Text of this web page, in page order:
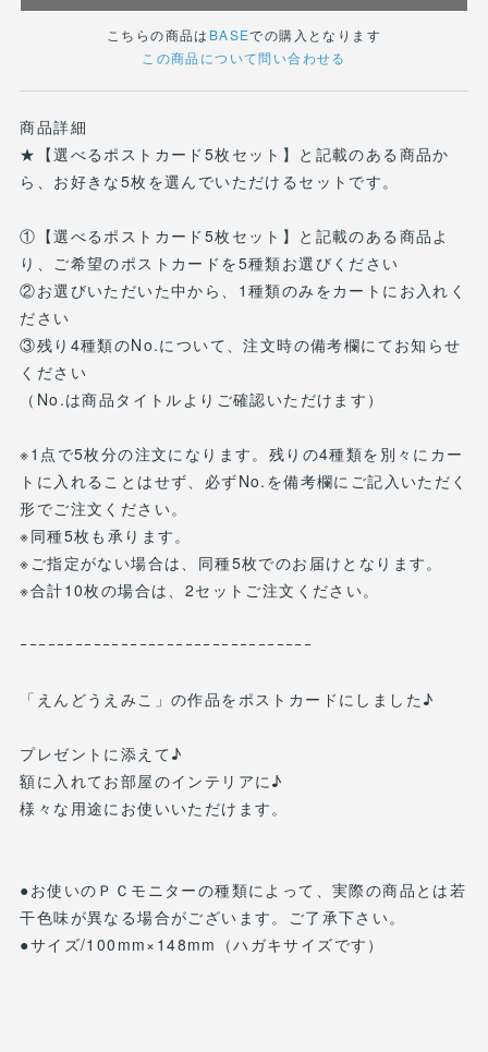
こちらの商品は BASEでの購入となります
この商品について問い合わせる
商品詳細
★【選べるポストカード5枚セット】と記載のある商品か
ら、お好きな5枚を選んでいただけるセットです。
①【選べるポストカード5枚セット】と記載のある商品よ
り、ご希望のポストカードを5種類お選びください
②お選びいただいた中から、1種類のみをカートにお入れく
ださい
③残り4種類のNo.について、注文時の備考欄にてお知らせ
ください
（No.は商品タイトルよりご確認いただけます）
※1点で5枚分の注文になります。残りの4種類を別々にカー
トに入れることはせず、必ずNo.を備考欄にご記入いただく
形でご注文ください。
※同種5枚も承ります。
※ご指定がない場合は、同種5枚でのお届けとなります。
※合計10枚の場合は、2セットご注文ください。
ｰｰｰｰｰｰｰｰｰｰｰｰｰｰｰｰｰｰｰｰｰｰｰｰｰｰｰｰｰｰｰｰ
「えんどうえみこ」の作品をポストカードにしました♪
プレゼントに添えて♪
額に入れてお部屋のインテリアに♪
様々な用途にお使いいただけます。
●お使いのＰＣモニターの種類によって、実際の商品とは若
干色味が異なる場合がございます。ご了承下さい。
●サイズ/100mm×148mm（ハガキサイズです）